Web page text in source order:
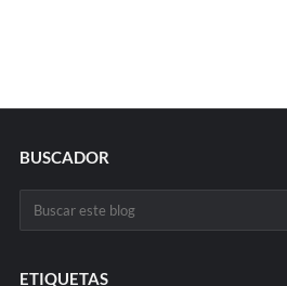
BUSCADOR
ETIQUETAS